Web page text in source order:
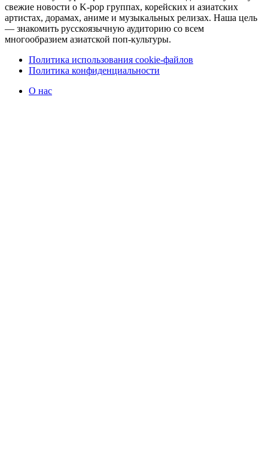
свежие новости о K-pop группах, корейских и азиатских
артистах, дорамах, аниме и музыкальных релизах. Наша цель
— знакомить русскоязычную аудиторию со всем
многообразием азиатской поп-культуры.
Политика использования cookie-файлов
Политика конфиденциальности
О нас